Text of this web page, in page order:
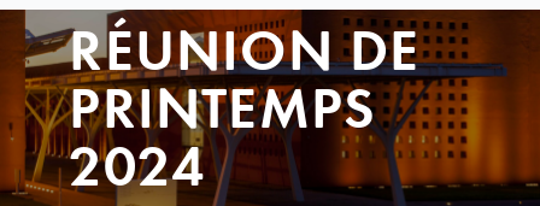
RÉUNION DE
PRINTEMPS
2024